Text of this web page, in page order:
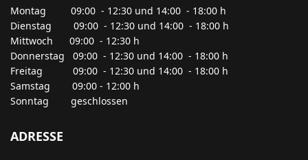
Montag 09:00 - 12:30 und 14:00 - 18:00 h
Dienstag 09:00 - 12:30 und 14:00 - 18:00 h
Mittwoch 09:00 - 12:30 h
Donnerstag 09:00 - 12:30 und 14:00 - 18:00 h
Freitag 09:00 - 12:30 und 14:00 - 18:00 h
Samstag 09:00 - 12:00 h
Sonntag geschlossen
ADRESSE